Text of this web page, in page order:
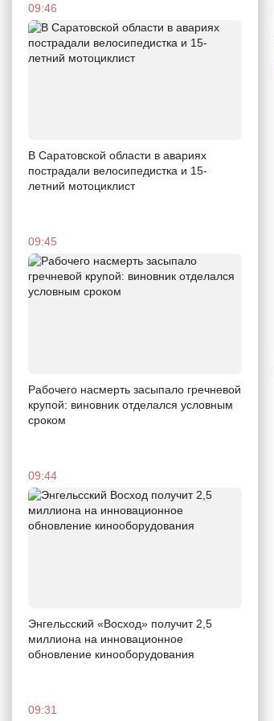
09:46
В Саратовской области в авариях
пострадали велосипедистка и 15-
летний мотоциклист
09:45
Рабочего насмерть засыпало гречневой
крупой: виновник отделался условным
сроком
09:44
Энгельсский «Восход» получит 2,5
миллиона на инновационное
обновление кинооборудования
09:31